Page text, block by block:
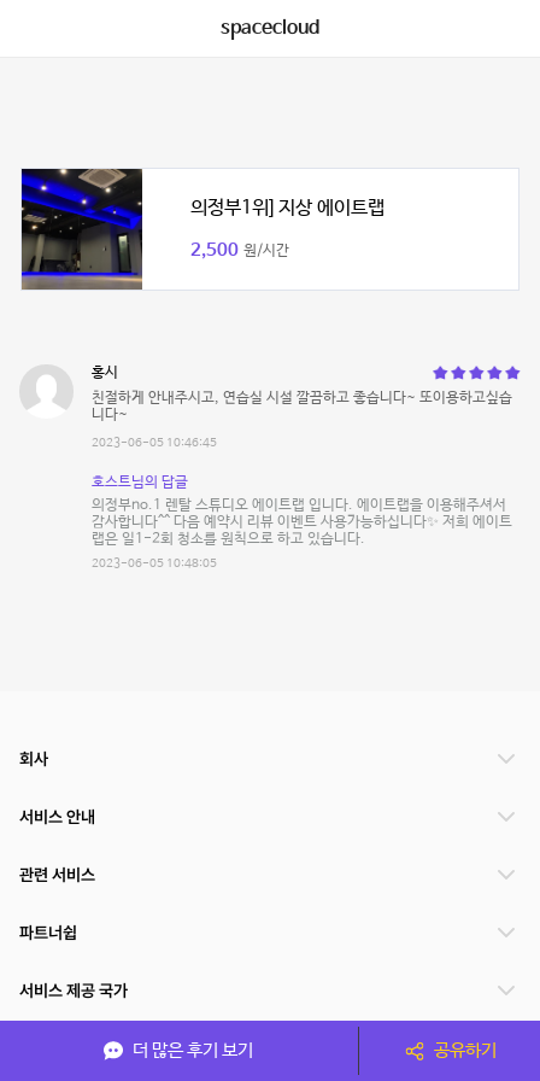
spacecloud
의정부1위] 지상 에이트랩
2,500 원/시간
홍시
친절하게 안내주시고, 연습실 시설 깔끔하고 좋습니다~ 또이용하고싶습
니다~
2023-06-05 10:46:45
호스트님의 답글
의정부no.1 렌탈 스튜디오 에이트랩 입니다. 에이트랩을 이용해주셔서
감사합니다^^ 다음 예약시 리뷰 이벤트 사용가능하십니다✨ 저희 에이트
랩은 일1-2회 청소를 원칙으로 하고 있습니다.
2023-06-05 10:48:05
더 많은 후기 보기 공유하기
회사
서비스 안내
관련 서비스
파트너쉽
서비스 제공 국가